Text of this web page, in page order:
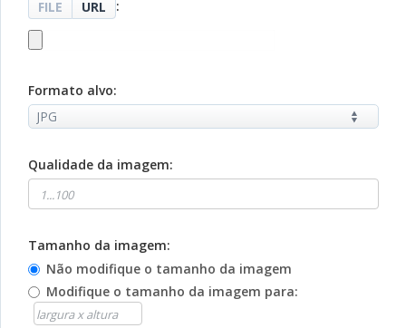
FILE URL :
Formato alvo:
Qualidade da imagem:
Tamanho da imagem:
Não modifique o tamanho da imagem
Modifique o tamanho da imagem para: